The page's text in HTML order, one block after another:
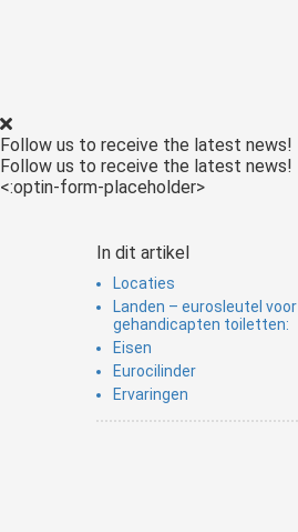
Follow us to receive the latest news!
Follow us to receive the latest news!
<:optin-form-placeholder>
In dit artikel
Locaties
Landen – eurosleutel voor
gehandicapten toiletten:
Eisen
Eurocilinder
Ervaringen